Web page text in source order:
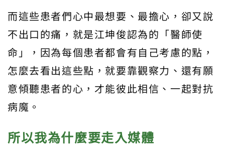
而這些患者們心中最想要、最擔心，卻又說
不出口的痛，就是江坤俊認為的「醫師使
命」，因為每個患者都會有自己考慮的點，
怎麼去看出這些點，就要靠觀察力、還有願
意傾聽患者的心，才能彼此相信、一起對抗
病魔。
所以我為什麼要走入媒體